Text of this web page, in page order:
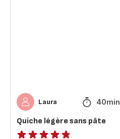
Laura 40min
Quiche légère sans pâte